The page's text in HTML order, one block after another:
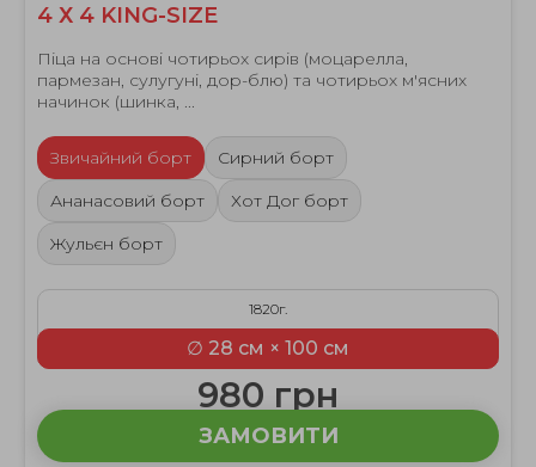
4 Х 4 KING-SIZE
Піца на основі чотирьох сирів (моцарелла,
пармезан, сулугуні, дор-блю) та чотирьох м'ясних
начинок (шинка, ...
Звичайний борт
Сирний борт
Ананасовий борт
Хот Дог борт
Жульєн борт
1820г.
∅ 28 см × 100 см
980 грн
ЗАМОВИТИ